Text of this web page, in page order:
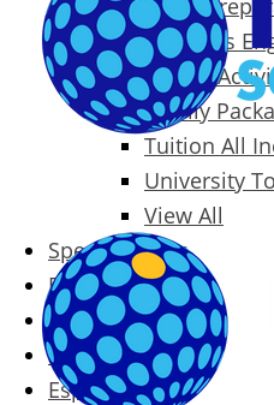
Exam
Business
Packages &
Family
Tuition All
University
View All
Special Offers
Prices
Blog
Contact
Español